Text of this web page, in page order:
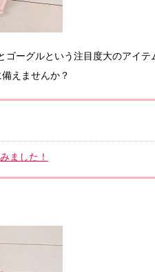
ーグルという注目度大のアイテ
えませんか？
ました！